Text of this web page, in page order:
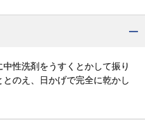
性洗剤をうすくとかして振り
のえ、日かげで完全に乾かし